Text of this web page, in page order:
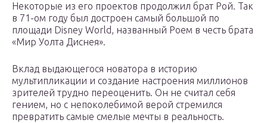
Некоторые из его проектов продолжил брат Рой. Так
в 71-ом году был достроен самый большой по
площади Disney World, названный Роем в честь брата
«Мир Уолта Диснея».
Вклад выдающегося новатора в историю
мультипликации и создание настроения миллионов
зрителей трудно переоценить. Он не считал себя
гением, но с непоколебимой верой стремился
превратить самые смелые мечты в реальность.